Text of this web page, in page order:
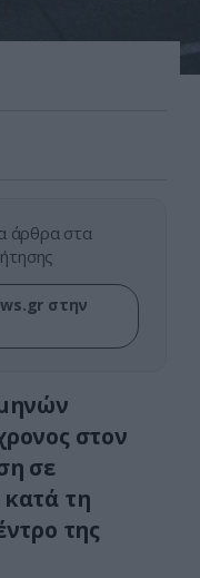
άρθρα στα
στην
στον
σε
τη
της